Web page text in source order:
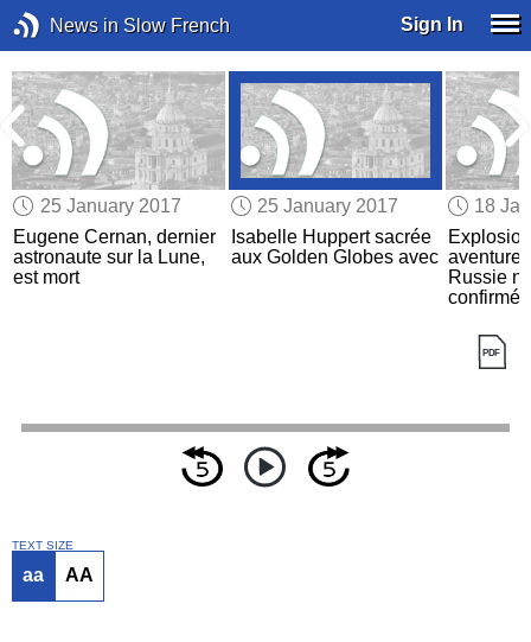
News in Slow French Sign In
25 January 2017
Eugene Cernan, dernier
astronaute sur la Lune,
est mort
25 January 2017
Isabelle Huppert sacrée
aux Golden Globes avec
18
Russie
TEXT SIZE
aa AA